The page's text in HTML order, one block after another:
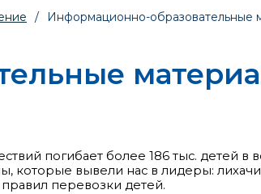
/ Информационно-образовательные
погибает более 186 тыс. детей в
которые вывели нас в лидеры:
перевозки детей.